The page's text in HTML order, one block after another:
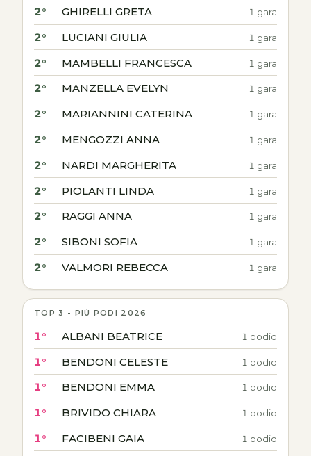
2° GHIRELLI GRETA 1 gara
2° LUCIANI GIULIA 1 gara
2° MAMBELLI FRANCESCA 1 gara
2° MANZELLA EVELYN 1 gara
2° MARIANNINI CATERINA 1 gara
2° MENGOZZI ANNA 1 gara
2° NARDI MARGHERITA 1 gara
2° PIOLANTI LINDA 1 gara
2° RAGGI ANNA 1 gara
2° SIBONI SOFIA 1 gara
2° VALMORI REBECCA 1 gara
TOP 3 - PIÙ PODI 2026
1° ALBANI BEATRICE 1 podio
1° BENDONI CELESTE 1 podio
1° BENDONI EMMA 1 podio
1° BRIVIDO CHIARA 1 podio
1° FACIBENI GAIA 1 podio